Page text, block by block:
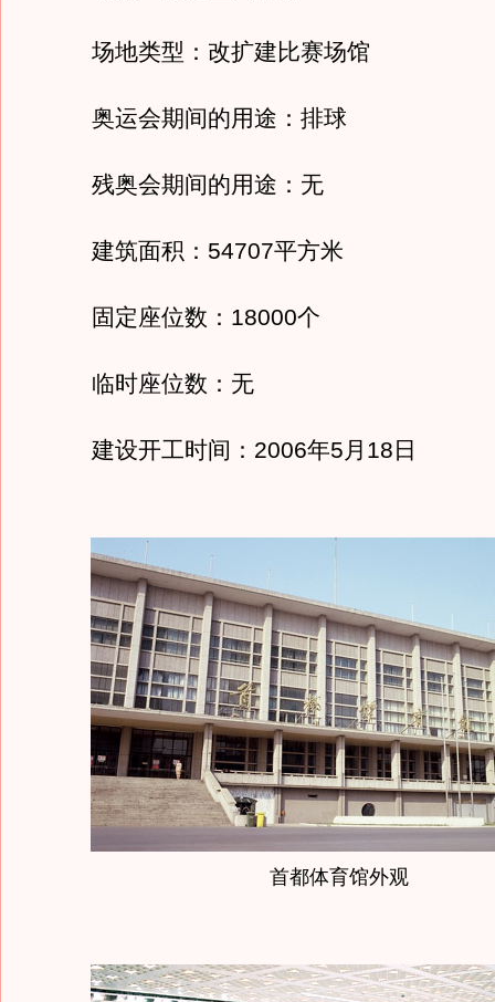
场地类型：改扩建比赛场馆
奥运会期间的用途：排球
残奥会期间的用途：无
建筑面积：54707平方米
固定座位数：18000个
临时座位数：无
建设开工时间：2006年5月18日
首都体育馆外观